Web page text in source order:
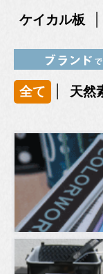
ケイカル板 |
全て | 天然